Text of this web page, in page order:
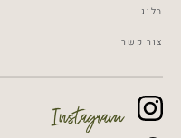
בלוג
צור קשר
Instagram